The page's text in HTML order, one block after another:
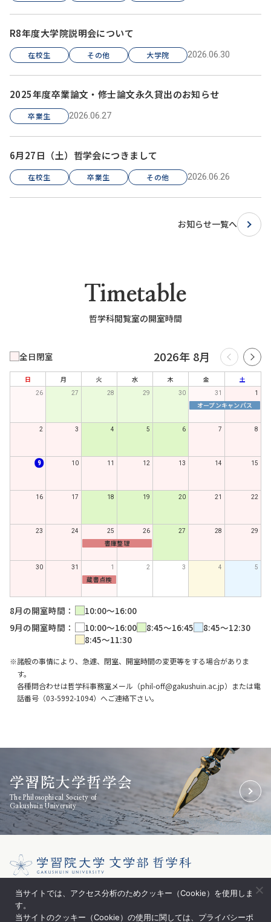
R8年度大学院説明会について
在校生 その他 大学院 2026.06.30
2025年度卒業論文・修士論文永久貸出のお知らせ
卒業生 2026.06.27
6月27日（土）哲学会につきまして
在校生 卒業生 その他 2026.06.26
お知らせ一覧へ
Timetable
哲学科閲覧室の開室時間
全日閉室 2026年 8月
日 月 火 水 木 金 土
26 27 28 29 30 31 1
オープンキャンパス
2 3 4 5 6 7 8
9 10 11 12 13 14 15
16 17 18 19 20 21 22
23 24 25 26 27 28 29
書庫整理
30 31 1 2 3 4 5
蔵書点検
8月の開室時間：
10:00～16:00
9月の開室時間：
10:00～16:00 8:45～16:45
8:45～12:30
8:45～11:30
諸般の事情により、急遽、閉室、開室時間の変更等をする場合がありま
す。
各種問合わせは哲学科事務室メール（phil-off@gakushuin.ac.jp）または電
話番号（03-5992-1094）へご連絡下さい。
学習院大学哲学会
The Philosophical Society of
Gakushuin University
〒171-8588 東京都豊島区目白1-5-1
学習院大学 文学部哲学科
当サイトでは、アクセス分析のためクッキー（Cookie）を使用しま
す。
当サイトのクッキー（Cookie）の使用に関しては、プライバシーポ